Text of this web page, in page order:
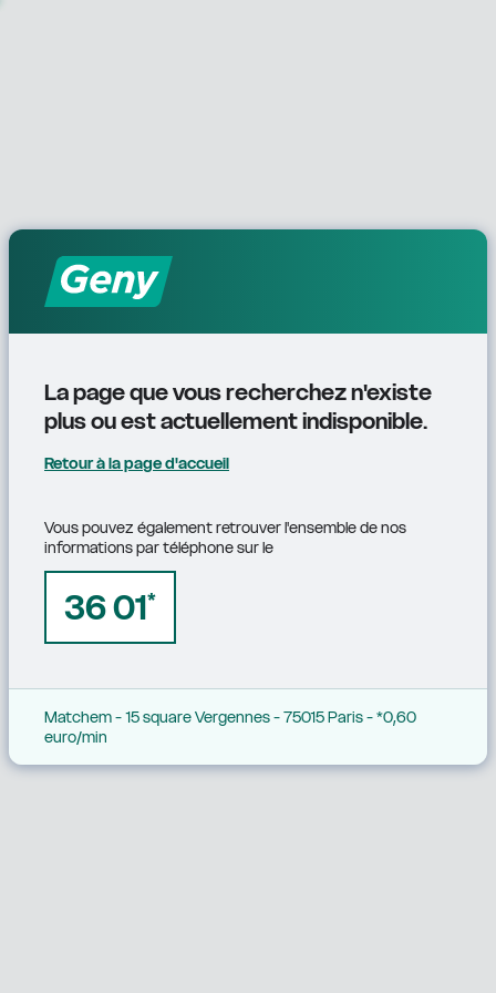
La page que vous recherchez n'existe
plus ou est actuellement indisponible.
Retour à la page d'accueil
Vous pouvez également retrouver l'ensemble de nos
informations par téléphone sur le
36 01*
Matchem - 15 square Vergennes - 75015 Paris - *0,60
euro/min